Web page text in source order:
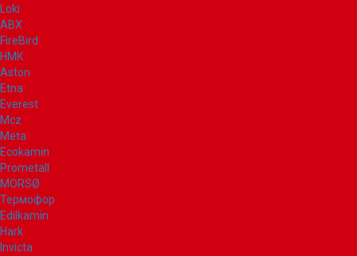
Loki
ABX
FireBird
НМК
Aston
Etna
Everest
Mcz
Meta
Ecokamin
Prometall
MORSØ
Термофор
Edilkamin
Hark
Invicta